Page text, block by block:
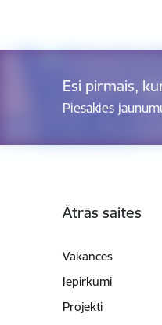
Esi pirmais,
Piesakies
Ātrās saites
Vakances
Iepirkumi
Projekti